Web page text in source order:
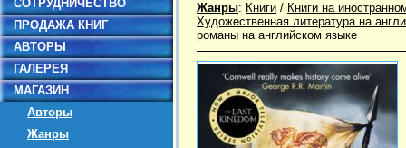
СОТРУДНИЧЕСТВО
ПРОДАЖА КНИГ
АВТОРЫ
ГАЛЕРЕЯ
МАГАЗИН
Авторы
Жанры
Жанры: Книги / Книги на
Художественная литература на
романы на английском языке